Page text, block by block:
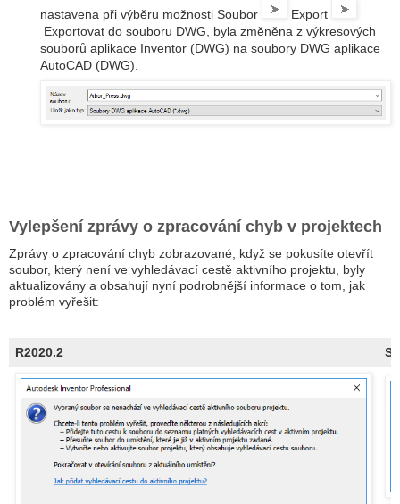
nastavena při výběru možnosti Soubor
Export
Exportovat do souboru DWG, byla změněna z výkresových
souborů aplikace Inventor (DWG) na soubory DWG aplikace
AutoCAD (DWG).
Vylepšení zprávy o zpracování chyb v projektech
Zprávy o zpracování chyb zobrazované, když se pokusíte otevřít
soubor, který není ve vyhledávací cestě aktivního projektu, byly
aktualizovány a obsahují nyní podrobnější informace o tom, jak
problém vyřešit:
R2020.2